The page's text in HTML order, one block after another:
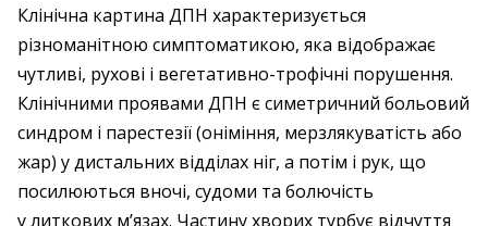
Клінічна картина ДПН характеризується
різноманітною симптоматикою, яка відображає
чутливі, рухові і вегетативно-трофічні порушення.
Клінічними проявами ДПН є симетричний больовий
синдром і парестезії (оніміння, мерзлякуватість або
жар) у дистальних відділах ніг, а потім і рук, що
посилюються вночі, судоми та болючість
у литкових м’язах. Частину хворих турбує відчуття